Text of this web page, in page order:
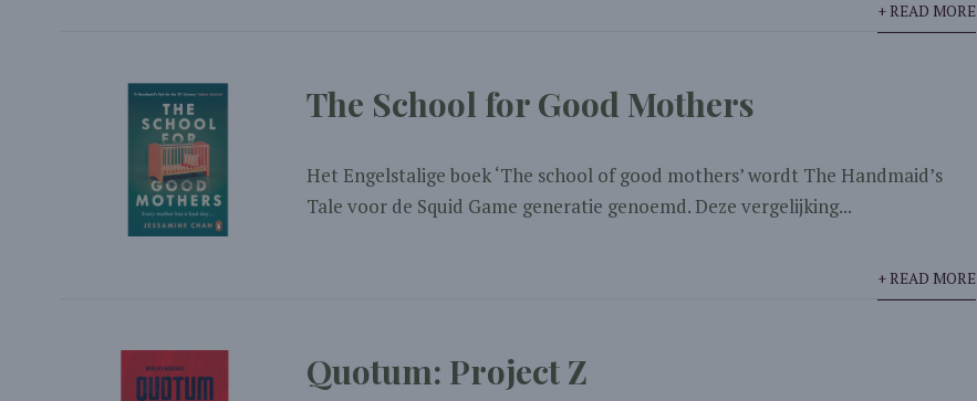
+ READ MORE
The School for Good Mothers
Het Engelstalige boek ‘The school of good mothers’ wordt The Handmaid’s
Tale voor de Squid Game generatie genoemd. Deze vergelijking...
+ READ MORE
Quotum: Project Z